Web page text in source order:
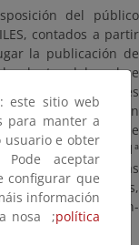
del público
contados a partir
la publicación de
dentro del cual se
y observaciones
estará a disposición
Demarcación de
X “El Sabio”, 6 - 1ª
Murcia), en días
y las 14:00 horas,
electrónico bzn-
este sitio web
para manter a
usuario e obter
Pode aceptar
configurar que
información
nosa ;política